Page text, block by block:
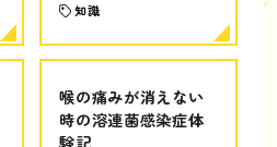
知識
喉の痛みが消えない
時の溶連菌感染症体
験記